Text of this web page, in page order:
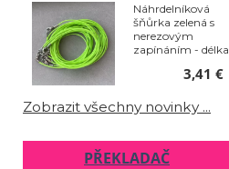
Náhrdelníková
šňůrka zelená s
nerezovým
zapínáním - délka
3,41 €
Zobrazit všechny novinky ...
PŘEKLADAČ